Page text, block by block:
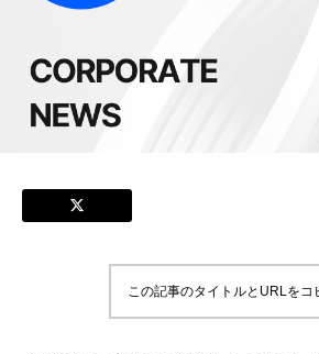
この記事のタイトルとURLをコ